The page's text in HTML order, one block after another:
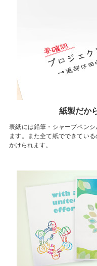
紙製だか
表紙には鉛筆・シャープペン
ます。また全て紙でできてい
かけられます。